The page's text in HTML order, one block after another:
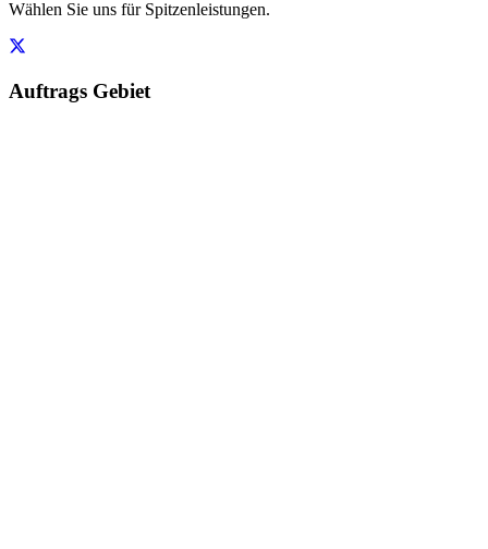
Wählen Sie uns für Spitzenleistungen.
Auftrags Gebiet